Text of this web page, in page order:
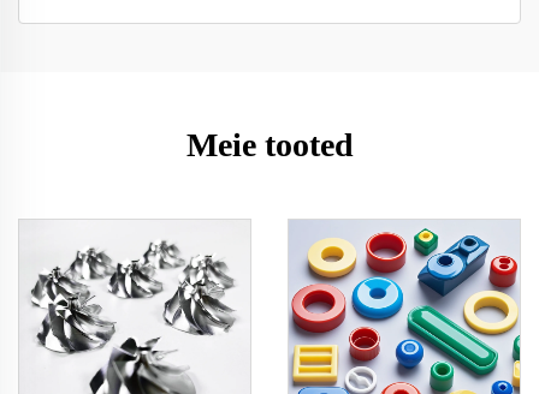
Meie tooted